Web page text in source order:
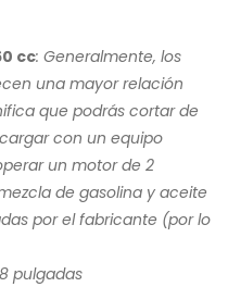
cc: Generalmente, los
una mayor relación
que podrás cortar de
con un equipo
un motor de 2
de gasolina y aceite
por el fabricante (por lo
pulgadas